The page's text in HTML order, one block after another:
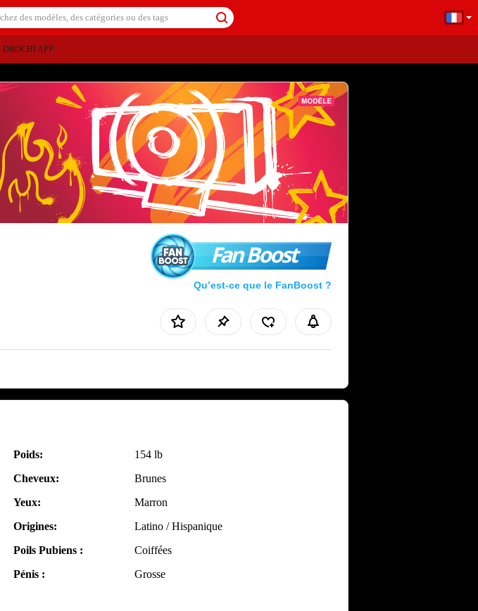
DROCHI APP
Fan Boost
Qu’est-ce que le FanBoost ?
Poids:
154 lb
Cheveux:
Brunes
Yeux:
Marron
Origines:
Latino / Hispanique
Poils Pubiens :
Coiffées
Pénis :
Grosse